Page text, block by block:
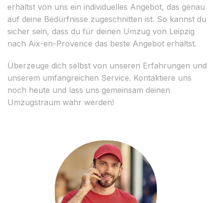
erhältst von uns ein individuelles Angebot, das genau
auf deine Bedürfnisse zugeschnitten ist. So kannst du
sicher sein, dass du für deinen Umzug von Leipzig
nach Aix-en-Provence das beste Angebot erhältst.
Überzeuge dich selbst von unseren Erfahrungen und
unserem umfangreichen Service. Kontaktiere uns
noch heute und lass uns gemeinsam deinen
Umzugstraum wahr werden!